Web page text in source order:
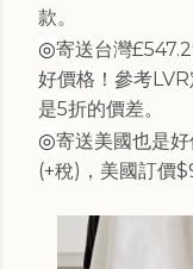
款。
◎寄送台灣
好價格！參考
是5折的價差。
◎寄送美國也是
(+稅)，美國訂價